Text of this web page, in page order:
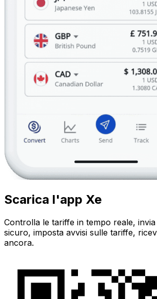
Scarica l'app Xe
Controlla le tariffe in tempo reale,
sicuro, imposta avvisi sulle tariffe,
ancora.